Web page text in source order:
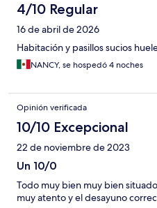
4/10 Regular
16 de abril de 2026
Habitación y pasillos sucios
NANCY, se hospedó 4 noches
Opinión verificada
10/10 Excepcional
22 de noviembre de 2023
Un 10/0
Todo muy bien muy bien
muy atento y el desayuno